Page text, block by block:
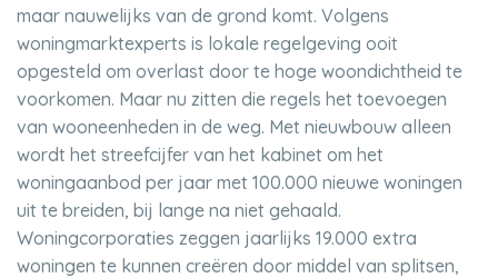
maar nauwelijks van de grond komt. Volgens
woningmarktexperts is lokale regelgeving ooit
opgesteld om overlast door te hoge woondichtheid te
voorkomen. Maar nu zitten die regels het toevoegen
van wooneenheden in de weg. Met nieuwbouw alleen
wordt het streefcijfer van het kabinet om het
woningaanbod per jaar met 100.000 nieuwe woningen
uit te breiden, bij lange na niet gehaald.
Woningcorporaties zeggen jaarlijks 19.000 extra
woningen te kunnen creëren door middel van splitsen,